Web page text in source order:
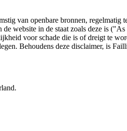
van openbare bronnen,
website in de staat zoals deze is
voor schade die is of dreigt te
Behoudens deze disclaimer, is